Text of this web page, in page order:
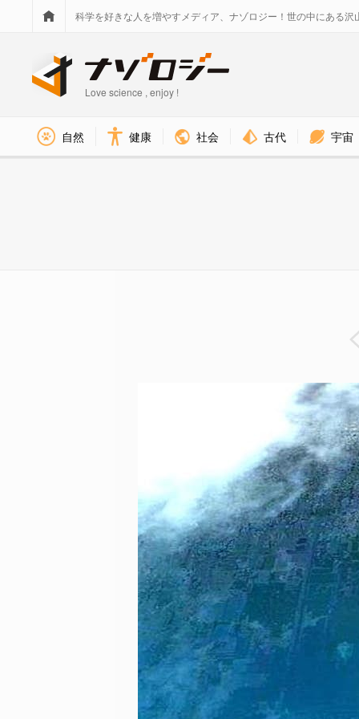
科学を好きな人を増やすメディア、ナゾロジー！世の中にある沢
Love science , enjoy !
自然 健康 社会 古代 宇宙